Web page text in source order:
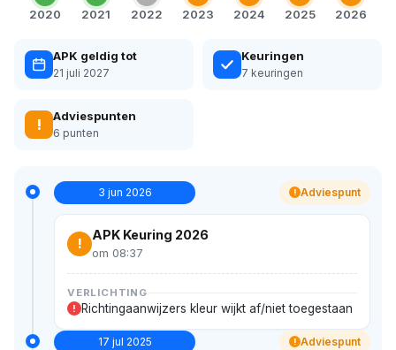
2020 2021 2022 2023 2024 2025 2026
APK geldig tot
21 juli 2027
Keuringen
7 keuringen
! Adviespunten
6 punten
3 jun 2026 ! Adviespunt
!
APK Keuring 2026
om 08:37
VERLICHTING
! Richtingaanwijzers kleur wijkt af/niet toegestaan
17 jul 2025 ! Adviespunt